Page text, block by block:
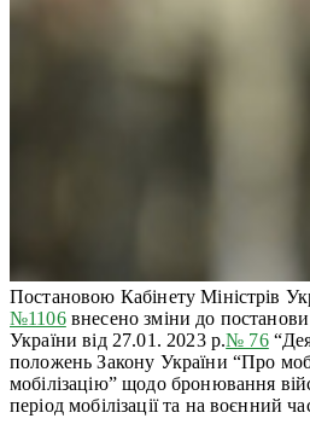
Постановою Кабінету Міністрів
№1106внесено зміни до постанови
України від 27.01. 2023 р.№ 76
положень Закону України “Про
мобілізацію” щодо бронювання
період мобілізації та на воєнний